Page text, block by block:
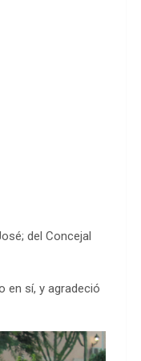
del Concejal
en sí, y agradeció